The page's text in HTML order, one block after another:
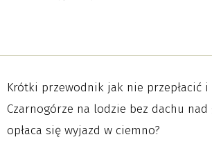
Krótki przewodnik jak nie przepłacić
Czarnogórze na lodzie bez dachu nad
opłaca się wyjazd w ciemno?